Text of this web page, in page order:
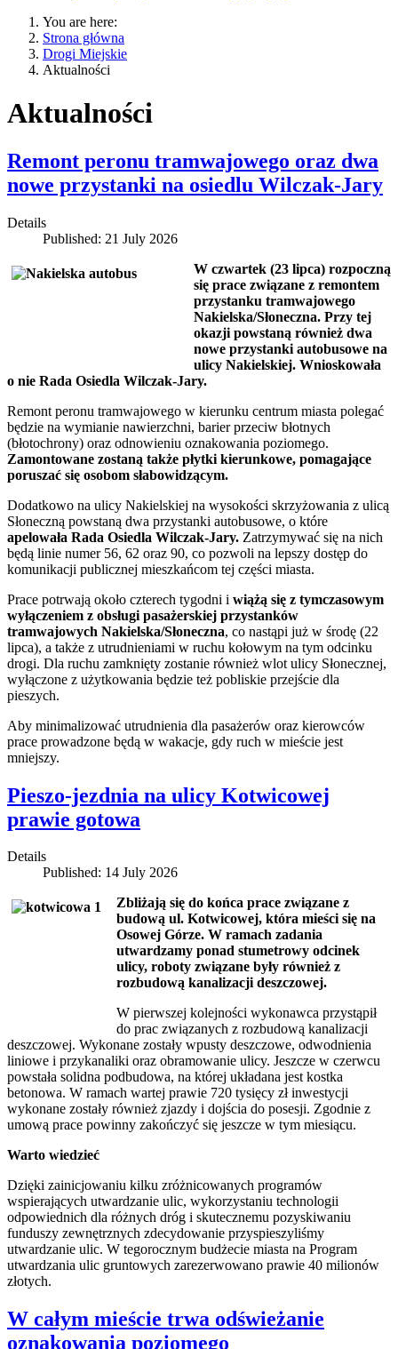
You are here:
Strona główna
Drogi Miejskie
Aktualności
Aktualności
Remont peronu tramwajowego oraz dwa
nowe przystanki na osiedlu Wilczak-Jary
Details
Published: 21 July 2026
W czwartek (23 lipca) rozpoczną
się prace związane z remontem
przystanku tramwajowego
Nakielska/Słoneczna. Przy tej
okazji powstaną również dwa
nowe przystanki autobusowe na
ulicy Nakielskiej. Wnioskowała
o nie Rada Osiedla Wilczak-Jary.
Remont peronu tramwajowego w kierunku centrum miasta polegać
będzie na wymianie nawierzchni, barier przeciw błotnych
(błotochrony) oraz odnowieniu oznakowania poziomego.
Zamontowane zostaną także płytki kierunkowe, pomagające
poruszać się osobom słabowidzącym.
Dodatkowo na ulicy Nakielskiej na wysokości skrzyżowania z ulicą
Słoneczną powstaną dwa przystanki autobusowe, o które
apelowała Rada Osiedla Wilczak-Jary. Zatrzymywać się na nich
będą linie numer 56, 62 oraz 90, co pozwoli na lepszy dostęp do
komunikacji publicznej mieszkańcom tej części miasta.
Prace potrwają około czterech tygodni i wiążą się z tymczasowym
wyłączeniem z obsługi pasażerskiej przystanków
tramwajowych Nakielska/Słoneczna, co nastąpi już w środę (22
lipca), a także z utrudnieniami w ruchu kołowym na tym odcinku
drogi. Dla ruchu zamknięty zostanie również wlot ulicy Słonecznej,
wyłączone z użytkowania będzie też pobliskie przejście dla
pieszych.
Aby minimalizować utrudnienia dla pasażerów oraz kierowców
prace prowadzone będą w wakacje, gdy ruch w mieście jest
mniejszy.
Pieszo-jezdnia na ulicy Kotwicowej
prawie gotowa
Details
Published: 14 July 2026
Zbliżają się do końca prace związane z
budową ul. Kotwicowej, która mieści się na
Osowej Górze. W ramach zadania
utwardzamy ponad stumetrowy odcinek
ulicy, roboty związane były również z
rozbudową kanalizacji deszczowej.
W pierwszej kolejności wykonawca przystąpił
do prac związanych z rozbudową kanalizacji
deszczowej. Wykonane zostały wpusty deszczowe, odwodnienia
liniowe i przykanaliki oraz obramowanie ulicy. Jeszcze w czerwcu
powstała solidna podbudowa, na której układana jest kostka
betonowa. W ramach wartej prawie 720 tysięcy zł inwestycji
wykonane zostały również zjazdy i dojścia do posesji. Zgodnie z
umową prace powinny zakończyć się jeszcze w tym miesiącu.
Warto wiedzieć
Dzięki zainicjowaniu kilku zróżnicowanych programów
wspierających utwardzanie ulic, wykorzystaniu technologii
odpowiednich dla różnych dróg i skutecznemu pozyskiwaniu
funduszy zewnętrznych zdecydowanie przyspieszyliśmy
utwardzanie ulic. W tegorocznym budżecie miasta na Program
utwardzania ulic gruntowych zarezerwowano prawie 40 milionów
złotych.
W całym mieście trwa odświeżanie
oznakowania poziomego